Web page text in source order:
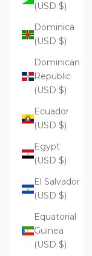
(USD $)
Dominica
(USD $)
Dominican
Republic
(USD $)
Ecuador
(USD $)
Egypt
(USD $)
El Salvador
(USD $)
Equatorial
Guinea
(USD $)